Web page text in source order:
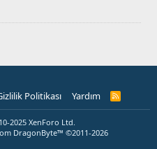
Politikası Yardım
R
2025 XenForo Ltd.
DragonByte™ ©2011-2026